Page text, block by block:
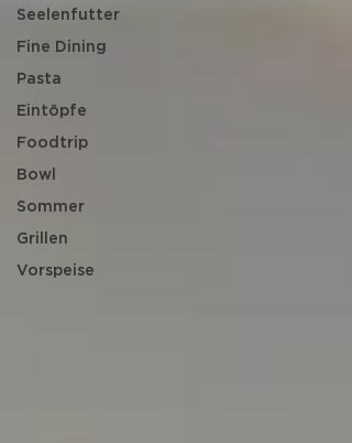
Seelenfutter
Fine Dining
Pasta
Eintöpfe
Foodtrip
Bowl
Sommer
Grillen
Vorspeise